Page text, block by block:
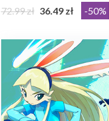
72.99 zł 36.49 zł -50%